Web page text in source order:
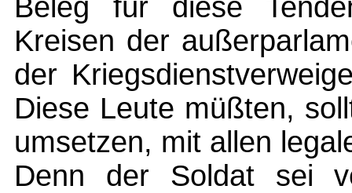
Beleg für diese
Kreisen der
der
Diese Leute müßten,
umsetzen, mit allen
Denn der Soldat sei